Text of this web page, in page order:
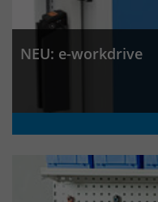
NEU: e-workdrive
Anbieter Matomo